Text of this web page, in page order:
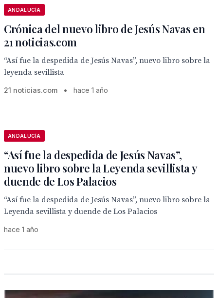
ANDALUCÍA
Crónica del nuevo libro de Jesús Navas en
21 noticias.com
“Así fue la despedida de Jesús Navas”, nuevo libro sobre la
leyenda sevillista
21 noticias.com • hace 1 año
ANDALUCÍA
“Así fue la despedida de Jesús Navas”,
nuevo libro sobre la Leyenda sevillista y
duende de Los Palacios
“Así fue la despedida de Jesús Navas”, nuevo libro sobre la
Leyenda sevillista y duende de Los Palacios
hace 1 año